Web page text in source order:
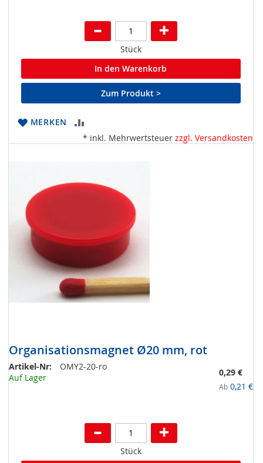
Stück
In den Warenkorb
Zum Produkt >
MERKEN
VERGLEICHSLISTE
* inkl. Mehrwertsteuer zzgl. Versandkosten
Organisationsmagnet Ø20 mm, rot
Artikel-Nr:
OMY2-20-ro
Auf Lager
0,29 €
Ab 0,21 €
Stück